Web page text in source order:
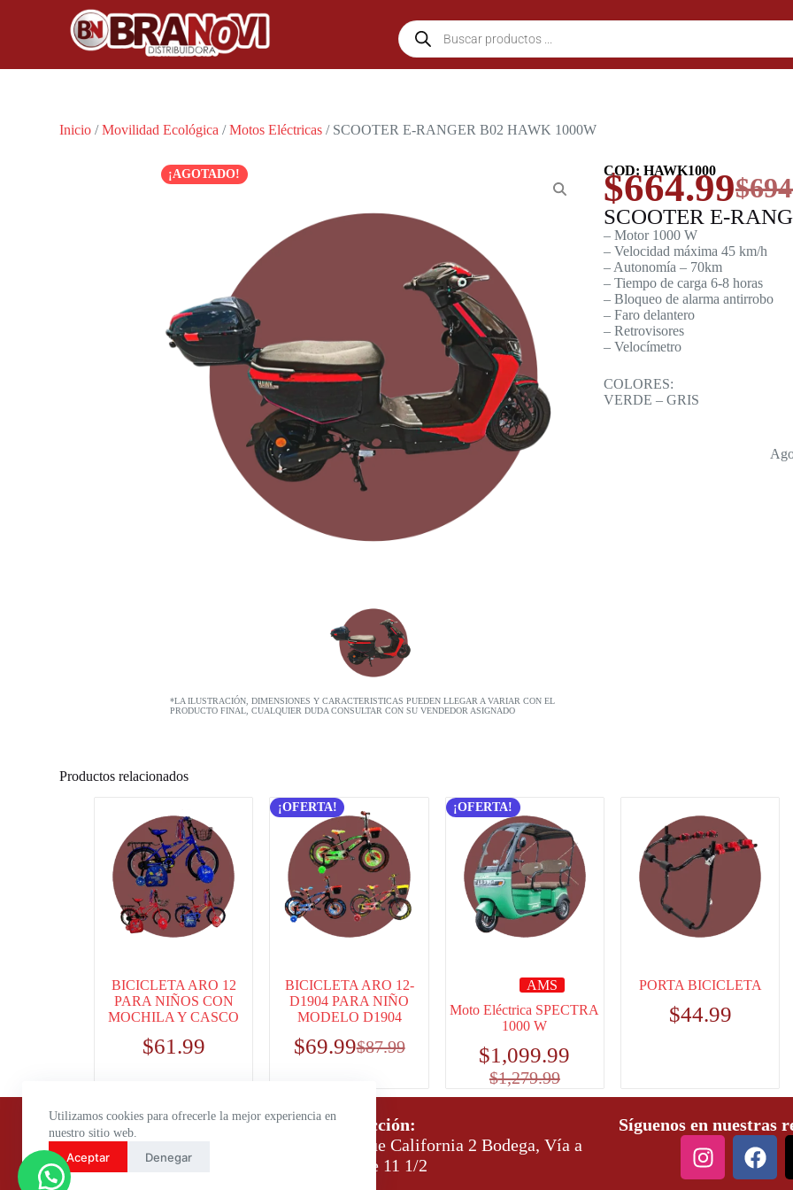
Utilizamos cookies para ofrecerle la mejor experiencia en
nuestro sitio web.
Aceptar Denegar
Inicio /Movilidad Ecológica /Motos Eléctricas / SCOOTER E-RANGER B02 HAWK 1000W
¡AGOTADO!
*LA ILUSTRACIÓN, DIMENSIONES Y CARACTERISTICAS PUEDEN LLEGAR A VARIAR CON EL
PRODUCTO FINAL, CUALQUIER DUDA CONSULTAR CON SU VENDEDOR ASIGNADO
COD: HAWK1000
$
$664.99
SCOOTER E-
– Motor 1000 W
– Velocidad máxima 45 km/h
– Autonomía – 70km
– Tiempo de carga 6-8 horas
– Bloqueo de alarma antirrobo
– Faro delantero
– Retrovisores
– Velocímetro
COLORES:
VERDE – GRIS
Productos relacionados
BICICLETA ARO 12
PARA NIÑOS CON
MOCHILA Y CASCO
$61.99
¡OFERTA!
BICICLETA ARO 12-
D1904 PARA NIÑO
MODELO D1904
$87.99
$69.99
¡OFERTA!
AMS
Moto Eléctrica SPECTRA
1000 W
$1,279.99
$1,099.99
PORTA BICICLETA
$44.99
Horario de atención:
Lunes a Viernes: 9:00 – 18:00
Sábados: 9:00 – 14:00
Dirección:
Parque California 2 Bodega, Vía a
Daule 11 1/2
Síguenos en nuestras